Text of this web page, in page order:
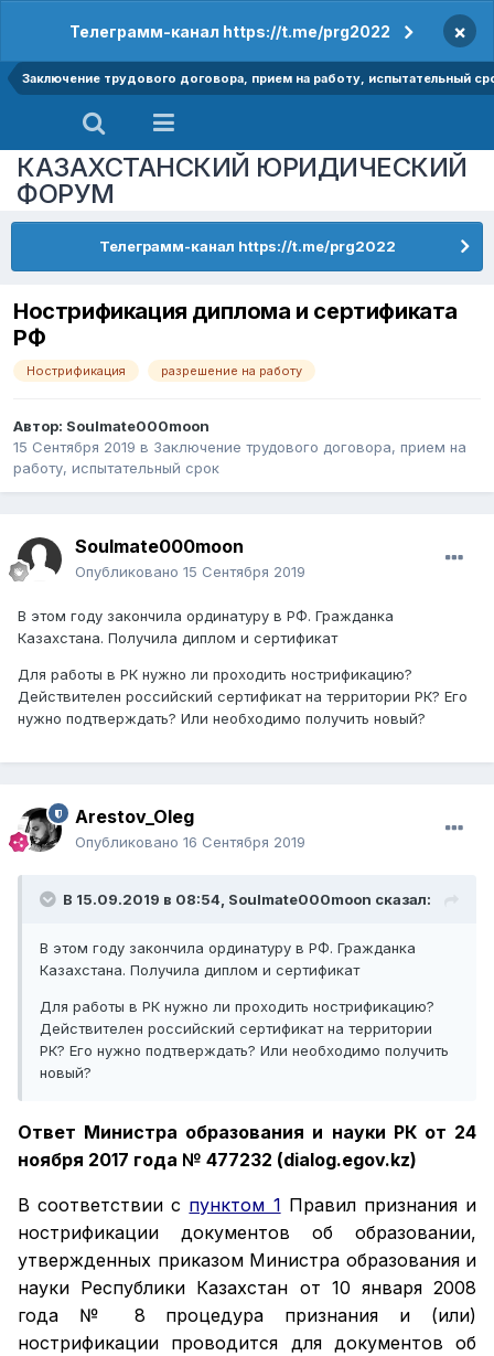
Телеграмм-канал https://t.me/prg2022 ×
Заключение трудового договора, прием на работу, испытательный
КАЗАХСТАНСКИЙ ЮРИДИЧЕСКИЙ
ФОРУМ
Телеграмм-канал https://t.me/prg2022
Нострификация диплома и сертификата
РФ
Нострификация разрешение на работу
Автор: Soulmate000moon
15 Сентября 2019 в Заключение трудового договора, прием на
работу, испытательный срок
Soulmate000moon
Опубликовано 15 Сентября 2019
В этом году закончила ординатуру в РФ. Гражданка
Казахстана. Получила диплом и сертификат
Для работы в РК нужно ли проходить нострификацию?
Действителен российский сертификат на территории РК? Его
нужно подтверждать? Или необходимо получить новый?
Arestov_Oleg
Опубликовано 16 Сентября 2019
В 15.09.2019 в 08:54, Soulmate000moon сказал:
В этом году закончила ординатуру в РФ. Гражданка
Казахстана. Получила диплом и сертификат
Для работы в РК нужно ли проходить нострификацию?
Действителен российский сертификат на территории
РК? Его нужно подтверждать? Или необходимо получить
новый?
Ответ Министра образования и науки РК от 24
ноября 2017 года № 477232 (dialog.egov.kz)
В соответствии с пунктом 1 Правил признания и
нострификации документов об образовании,
утвержденных приказом Министра образования и
науки Республики Казахстан от 10 января 2008
года № 8 процедура признания и (или)
нострификации проводится для документов об